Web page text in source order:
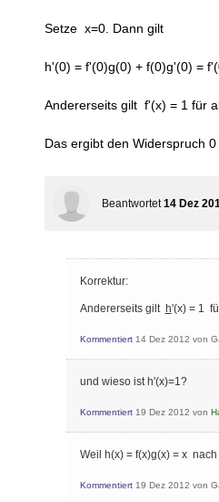
Setze x=0. Dann gilt
h'(0) = f'(0)g(0) + f(0)g'(0) =
Andererseits gilt f'(x) = 1 für
Das ergibt den Widerspruch 0
Beantwortet 14 Dez
Korrektur:
Andererseits gilt h'(x) = 1
Kommentiert 14 Dez 2012 von
und wieso ist h'(x)=1?
Kommentiert 19 Dez 2012 von
Weil h(x) = f(x)g(x) = x
Kommentiert 19 Dez 2012 von